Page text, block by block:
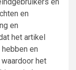
en
en
het artikel
en
het